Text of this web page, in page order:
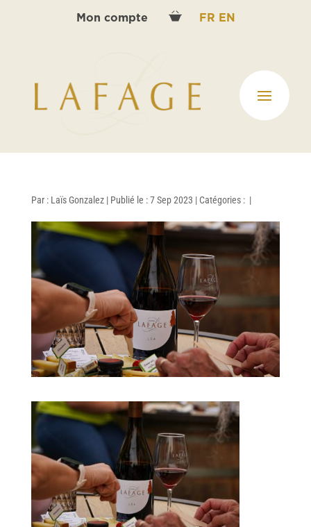
Mon compte FR EN
Par : Laïs Gonzalez | Publié le : 7 Sep 2023 | Catégories : |